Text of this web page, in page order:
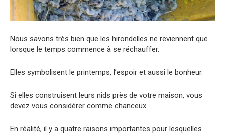
Nous savons très bien que les hirondelles ne reviennent que
lorsque le temps commence à se réchauffer.
Elles symbolisent le printemps, l’espoir et aussi le bonheur.
Si elles construisent leurs nids près de votre maison, vous
devez vous considérer comme chanceux.
En réalité, il y a quatre raisons importantes pour lesquelles